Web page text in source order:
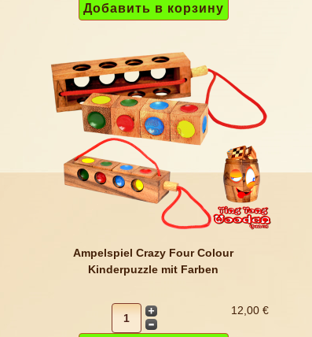
Ampelspiel Crazy Four Colour
Kinderpuzzle mit Farben
12,00 €